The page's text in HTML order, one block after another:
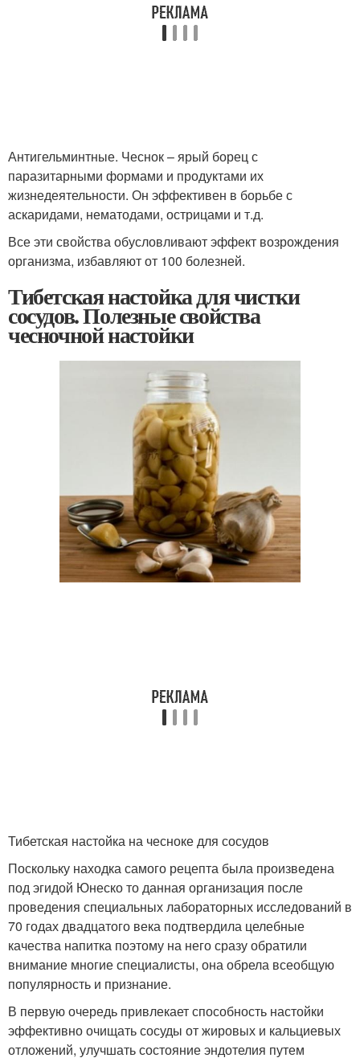
Антигельминтные. Чеснок – ярый борец с
паразитарными формами и продуктами их
жизнедеятельности. Он эффективен в борьбе с
аскаридами, нематодами, острицами и т.д.
Все эти свойства обусловливают эффект возрождения
организма, избавляют от 100 болезней.
Тибетская настойка для чистки
сосудов. Полезные свойства
чесночной настойки
Тибетская настойка на чесноке для сосудов
Поскольку находка самого рецепта была произведена
под эгидой Юнеско то данная организация после
проведения специальных лабораторных исследований в
70 годах двадцатого века подтвердила целебные
качества напитка поэтому на него сразу обратили
внимание многие специалисты, она обрела всеобщую
популярность и признание.
В первую очередь привлекает способность настойки
эффективно очищать сосуды от жировых и кальциевых
отложений, улучшать состояние эндотелия путем